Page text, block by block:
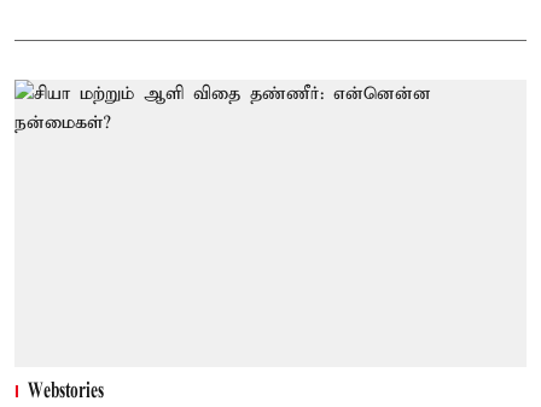
Webstories